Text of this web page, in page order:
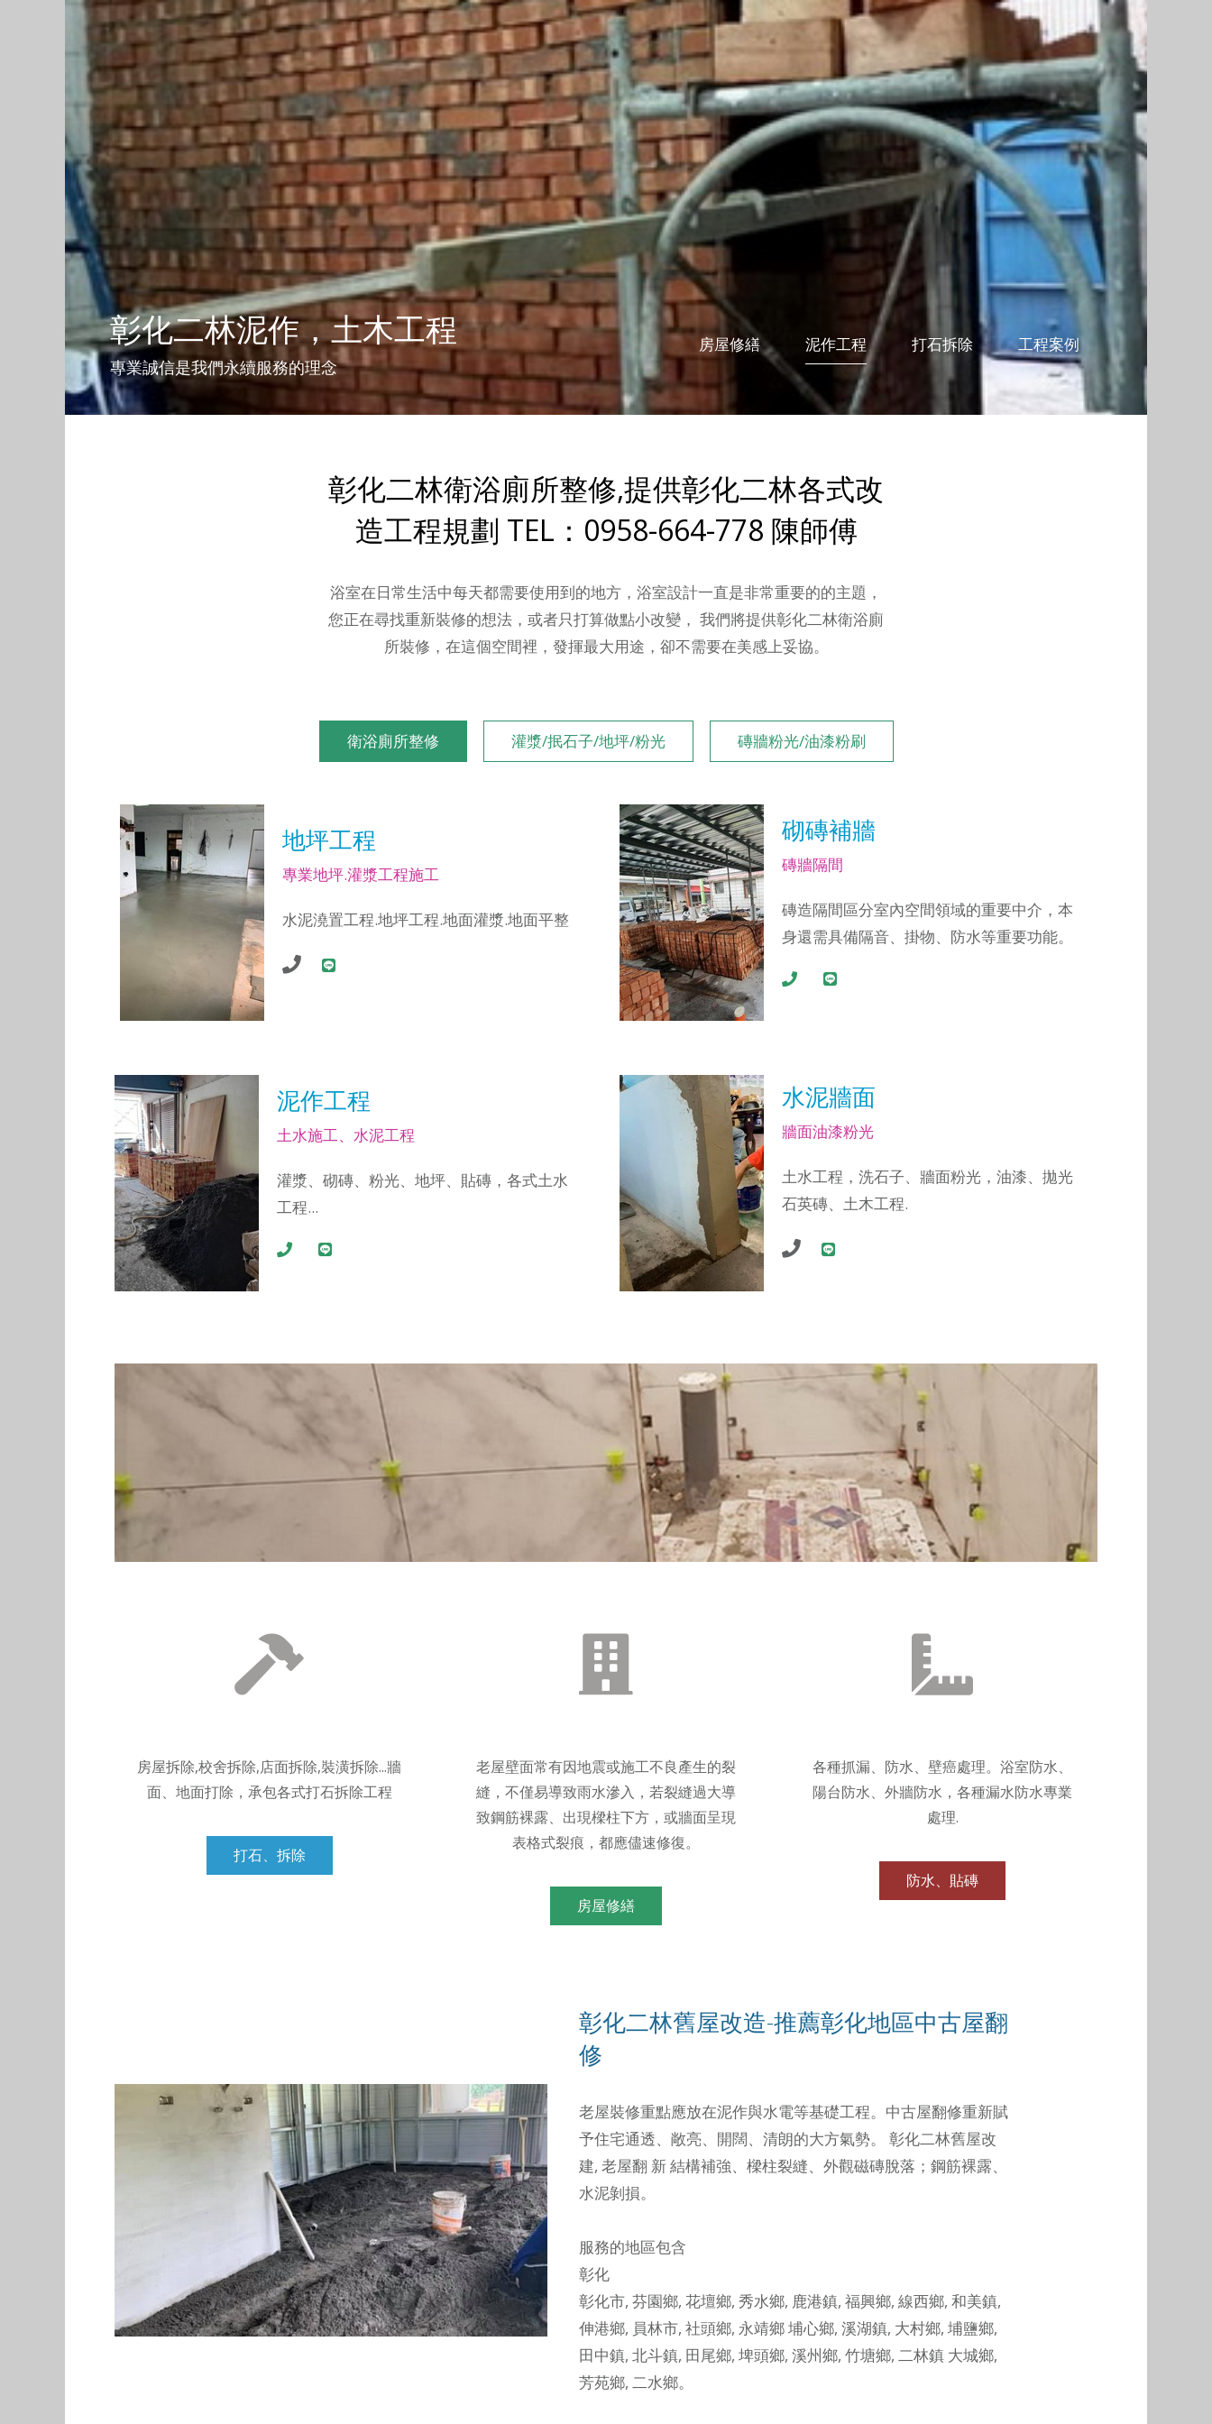
彰化二林泥作，土木工程
專業誠信是我們永續服務的理念
房屋修繕 泥作工程 打石拆除 工程案例
彰化二林衛浴廁所整修,提供彰化二林各式改
造工程規劃 TEL：0958-664-778 陳師傅
浴室在日常生活中每天都需要使用到的地方，浴室設計一直是非常重要的的主題，
您正在尋找重新裝修的想法，或者只打算做點小改變， 我們將提供彰化二林衛浴廁
所裝修，在這個空間裡，發揮最大用途，卻不需要在美感上妥協。
衛浴廁所整修 灌漿/抿石子/地坪/粉光 磚牆粉光/油漆粉刷
地坪工程
專業地坪.灌漿工程施工
水泥澆置工程.地坪工程.地面灌漿.地面平整
砌磚補牆
磚牆隔間
磚造隔間區分室內空間領域的重要中介，本
身還需具備隔音、掛物、防水等重要功能。
泥作工程
土水施工、水泥工程
灌漿、砌磚、粉光、地坪、貼磚，各式土水
工程...
水泥牆面
牆面油漆粉光
土水工程，洗石子、牆面粉光，油漆、拋光
石英磚、土木工程.
房屋拆除,校舍拆除,店面拆除,裝潢拆除...牆
面、地面打除，承包各式打石拆除工程
打石、拆除
老屋壁面常有因地震或施工不良產生的裂
縫，不僅易導致雨水滲入，若裂縫過大導
致鋼筋裸露、出現樑柱下方，或牆面呈現
表格式裂痕，都應儘速修復。
房屋修繕
各種抓漏、防水、壁癌處理。浴室防水、
陽台防水、外牆防水，各種漏水防水專業
處理.
防水、貼磚
彰化二林舊屋改造-推薦彰化地區中古屋翻
修
老屋裝修重點應放在泥作與水電等基礎工程。中古屋翻修重新賦
予住宅通透、敞亮、開闊、清朗的大方氣勢。
彰化二林舊屋改
建, 老屋翻 新結構補強、樑柱裂縫、外觀磁磚脫落；鋼筋裸露、
水泥剝損。
服務的地區包含
彰化
彰化市, 芬園鄉, 花壇鄉, 秀水鄉, 鹿港鎮, 福興鄉, 線西鄉, 和美鎮,
伸港鄉, 員林市, 社頭鄉, 永靖鄉埔心鄉, 溪湖鎮, 大村鄉, 埔鹽鄉,
田中鎮, 北斗鎮, 田尾鄉, 埤頭鄉, 溪州鄉, 竹塘鄉, 二林鎮 大城鄉,
芳苑鄉, 二水鄉。